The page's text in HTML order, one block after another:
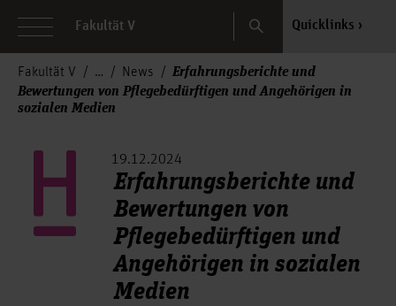
Fakultät V Search Quicklinks
Fakultät V News
Erfahrungsberichte und
Bewertungen von Pflegebedürftigen und Angehörigen in
sozialen Medien
19.12.2024
Erfahrungsberichte und
Bewertungen von
Pflegebedürftigen und
Angehörigen in sozialen
Medien